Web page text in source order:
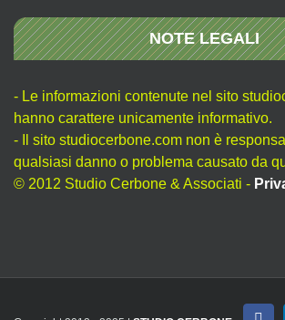
NOTE LEGALI
- Le informazioni contenute nel sito
hanno carattere unicamente informativo.
- Il sito studiocerbone.com non è
qualsiasi danno o problema causato da
© 2012 Studio Cerbone & Associati -